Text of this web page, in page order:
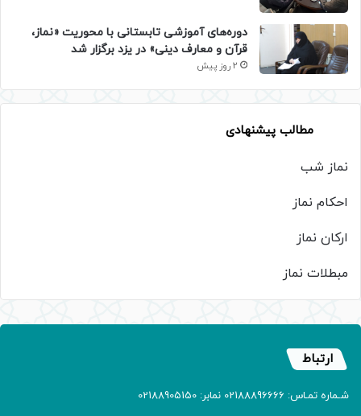
دوره‌های آموزشی تابستانی با محوریت «نماز،
قرآن و معارف دینی» در یزد برگزار شد
2 روز پیش
مطالب پیشنهادی
نماز شب
احکام نماز
ارکان نماز
مبطلات نماز
ارتباط
شـماره تمـاس: 02188896666 نمابر: 02188905150